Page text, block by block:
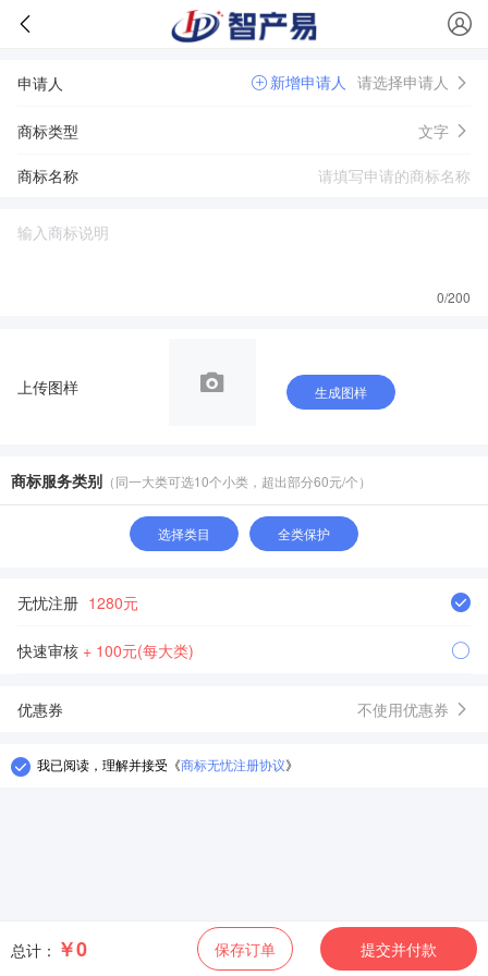
申请人 新增申请人 请选择申请人
商标类型 文字
商标名称
0/200
上传图样 生成图样
商标服务类别 （同一大类可选10个小类，超出部分60元/个）
选择类目 全类保护
无忧注册 1280元
快速审核 + 100元(每大类)
优惠券 不使用优惠券
我已阅读，理解并接受 《商标无忧注册协议》
总计： ￥0 保存订单 提交并付款